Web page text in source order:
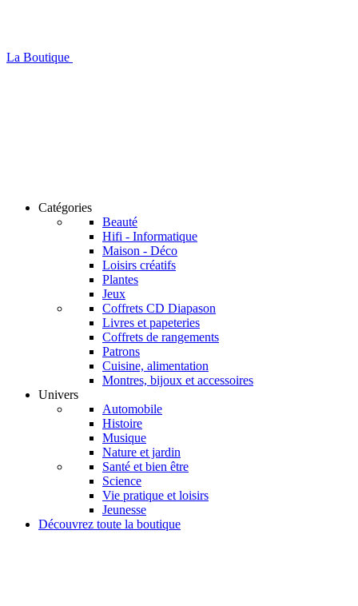
La Boutique
Catégories
Beauté
Hifi - Informatique
Maison - Déco
Loisirs créatifs
Plantes
Jeux
Coffrets CD Diapason
Livres et papeteries
Coffrets de rangements
Patrons
Cuisine, alimentation
Montres, bijoux et accessoires
Univers
Automobile
Histoire
Musique
Nature et jardin
Santé et bien être
Science
Vie pratique et loisirs
Jeunesse
Découvrez toute la boutique